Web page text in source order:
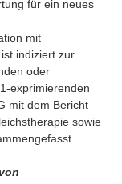
für ein neues
mit
indiziert zur
oder
exprimierenden
mit dem Bericht
sowie